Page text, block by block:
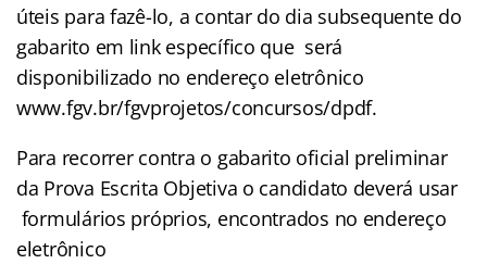
úteis para fazê-lo, a contar do dia subsequente do
gabarito em link específico que será
disponibilizado no endereço eletrônico
www.fgv.br/fgvprojetos/concursos/dpdf.
Para recorrer contra o gabarito oficial preliminar
da Prova Escrita Objetiva o candidato deverá usar
formulários próprios, encontrados no endereço
eletrônico